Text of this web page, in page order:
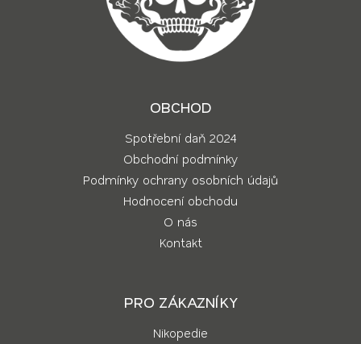
OBCHOD
Spotřební daň 2024
Obchodní podmínky
Podmínky ochrany osobních údajů
Hodnocení obchodu
O nás
Kontakt
PRO ZÁKAZNÍKY
Nikopedie